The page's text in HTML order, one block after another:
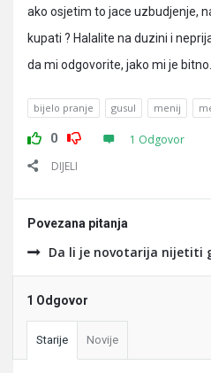
ako osjetim to jace uzbudjenje,
kupati ? Halalite na duzini i
da mi odgovorite, jako mi je bitno.
bijelo pranje gusul menij
0 1 Odgovor
DIJELI
Povezana pitanja
Da li je novotarija nijetiti
1 Odgovor
Starije Novije